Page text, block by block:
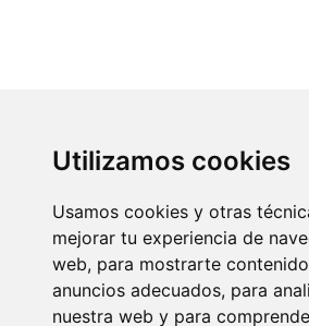
Utilizamos cookies
Usamos cookies y otras
mejorar tu experiencia de
web, para mostrarte
anuncios adecuados, para
nuestra web y para